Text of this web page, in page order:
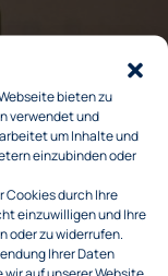
bieten zu
verwendet und
um Inhalte und
einzubinden oder
Cookies durch Ihre
einzuwilligen und Ihre
oder zu widerrufen.
Ihrer Daten